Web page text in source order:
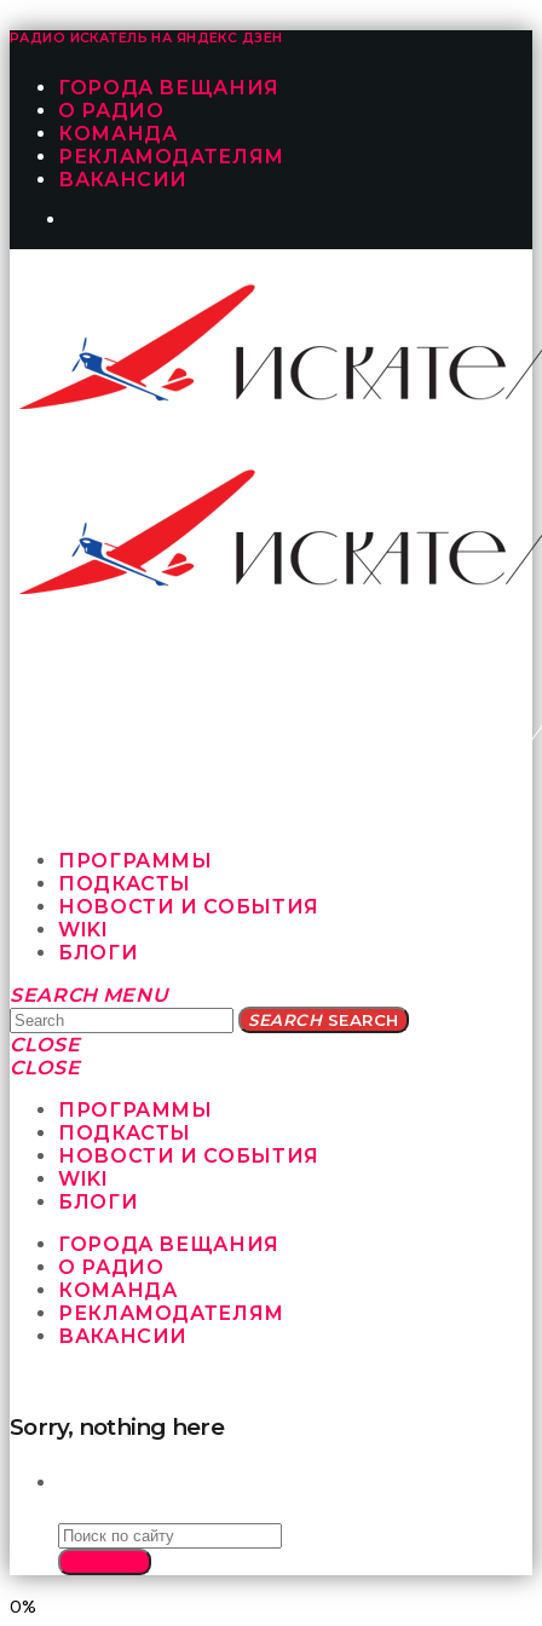
РАДИО ИСКАТЕЛЬ НА ЯНДЕКС ДЗЕН
ГОРОДА ВЕЩАНИЯ
О РАДИО
КОМАНДА
РЕКЛАМОДАТЕЛЯМ
ВАКАНСИИ
ПРОГРАММЫ
ПОДКАСТЫ
НОВОСТИ И СОБЫТИЯ
WIKI
БЛОГИ
Yatağa
bile
geçmeye
fırsat
sikici
kocalar
güzel
karıları
öttürüyor
sex
hikayeleri
boşalarak
altyazılı
arkadaş
sonu
SEARCH MENU
SEARCHSEARCH
CLOSE
CLOSE
ПРОГРАММЫ
ПОДКАСТЫ
НОВОСТИ И СОБЫТИЯ
WIKI
БЛОГИ
ГОРОДА ВЕЩАНИЯ
О РАДИО
КОМАНДА
РЕКЛАМОДАТЕЛЯМ
ВАКАНСИИ
Sorry, nothing here
0%